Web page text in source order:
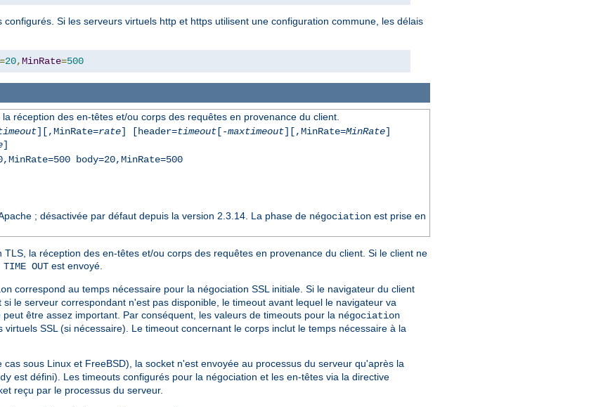
Si les serveurs virtuels http et https utilisent une configuration commune, les délais
=20,MinRate=500
réception des en-têtes et/ou corps des requêtes en provenance du client.
][,MinRate=rate] [header=timeout[-maxtimeout][,MinRate=MinRate]
]
body=20,MinRate=500
; désactivée par défaut depuis la version 2.3.14. La phase de négociationest prise en
la réception des en-têtes et/ou corps des requêtes en provenance du client. Si le client ne
TIME OUT est envoyé.
correspond au temps nécessaire pour la négociation SSL initiale. Si le navigateur du client
le serveur correspondant n'est pas disponible, le timeout avant lequel le navigateur va
être assez important. Par conséquent, les valeurs de timeouts pour la négociation
SSL (si nécessaire). Le timeout concernant le corps inclut le temps nécessaire à la
sous Linux et FreeBSD), la socket n'est envoyée au processus du serveur qu'après la
est défini). Les timeouts configurés pour la négociation et les en-têtes via la directive
reçu par le processus du serveur.